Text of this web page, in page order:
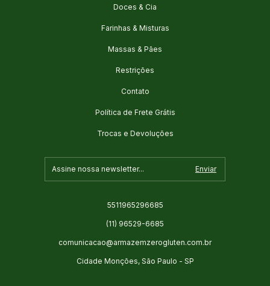
Doces & Cia
Farinhas & Misturas
Massas & Pães
Restrições
Contato
Política de Frete Grátis
Trocas e Devoluções
5511965296685
(11) 96529-6685
comunicacao@armazemzerogluten.com.br
Cidade Monções, São Paulo - SP